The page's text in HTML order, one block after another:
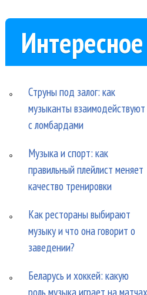
Интересное
Струны под залог: как
музыканты взаимодействуют
с ломбардами
Музыка и спорт: как
правильный плейлист меняет
качество тренировки
Как рестораны выбирают
музыку и что она говорит о
заведении?
Беларусь и хоккей: какую
роль музыка играет на матчах